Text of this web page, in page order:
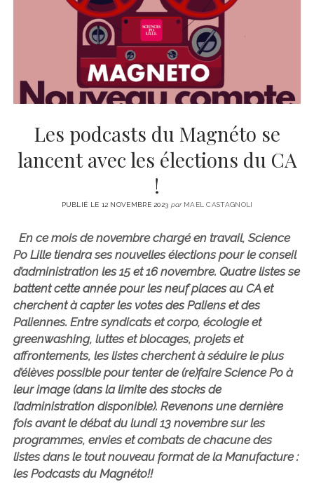
CINÉMA
LITTÉRATURE
ÉCONOMIE
SPORT
MÉDIAS
SANTÉ
instagram
emailemail-
form
Les podcasts du Magnéto se
lancent avec les élections du CA
!
PUBLIÉ LE 12 NOVEMBRE 2023 parMAEL CASTAGNOLI
En ce mois de novembre chargé en travail, Science
Po Lille tiendra ses nouvelles élections pour le conseil
d’administration les 15 et 16 novembre. Quatre listes se
battent cette année pour les neuf places au CA et
cherchent à capter les votes des Paliens et des
Paliennes. Entre syndicats et corpo, écologie et
greenwashing, luttes et blocages, projets et
affrontements, les listes cherchent à séduire le plus
d’élèves possible pour tenter de (re)faire Science Po à
leur image (dans la limite des stocks de
l’administration disponible). Revenons une dernière
fois avant le débat du lundi 13 novembre sur les
programmes, envies et combats de chacune des
listes dans le tout nouveau format de la Manufacture :
les Podcasts du Magnéto!!